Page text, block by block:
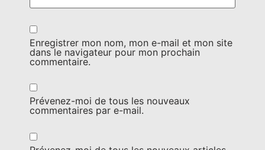
Enregistrer mon nom, mon e-mail et mon site
dans le navigateur pour mon prochain
commentaire.
Prévenez-moi de tous les nouveaux
commentaires par e-mail.